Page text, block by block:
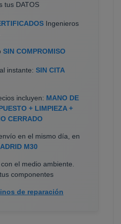
tus DATOS
Ingenieros
SIN COMPROMISO
instante: SIN CITA
incluyen: MANO DE
+ LIMPIEZA +
CERRADO
en el mismo día, en
M30
el medio ambiente.
componentes
de reparación